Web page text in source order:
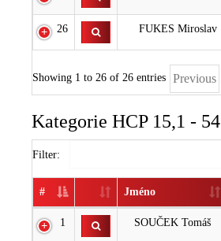
26 FUKES Miroslav
Showing 1 to 26 of 26 entries Previous
Kategorie HCP 15,1 - 54
Filter:
# Jméno
1 SOUČEK Tomáš